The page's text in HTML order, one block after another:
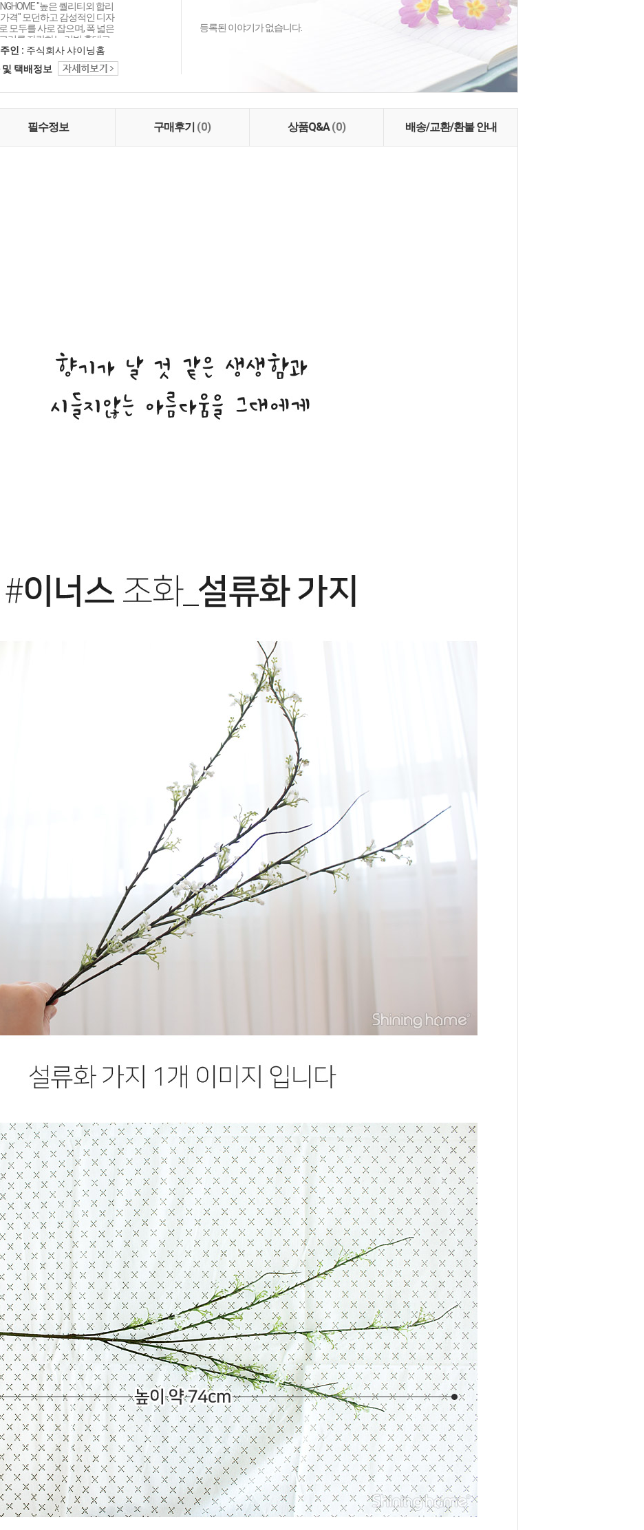
"높은 퀄리티외 합리
격" 모던하고 감성적인 디자
모두를 사로 잡으며, 폭 넓은
리를 자랑하는 리빙 홈데코
어 샤이닝홈입니다.
인 : 주식회사 샤이닝홈
및 택배정보
등록된 이야기가 없습니다.
필수정보 구매후기 (0) 상품Q&A(0) 배송/교환/환불 안내